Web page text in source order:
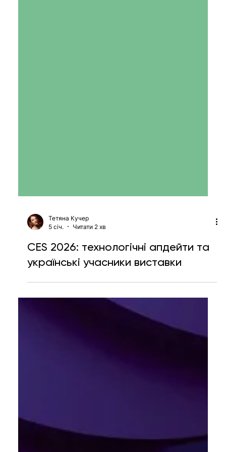
5 січ.
Читати 2 хв
CES 2026: технологічні апдейти та
українські учасники виставки